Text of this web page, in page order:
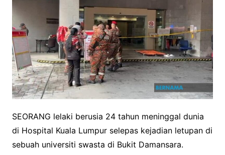
SEORANG lelaki berusia 24 tahun meninggal dunia
di Hospital Kuala Lumpur selepas kejadian letupan di
sebuah universiti swasta di Bukit Damansara.